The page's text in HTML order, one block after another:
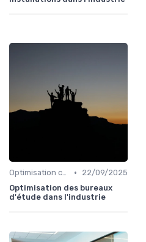
Optimisation coûts •
22/09/2025
Optimisation des bureaux
d'étude dans l'industrie